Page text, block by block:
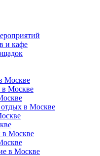
и кафе
Москве
в Москве
в Москве
в Москве
в Москве